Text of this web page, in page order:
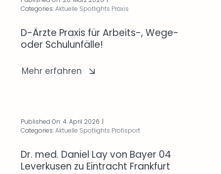
Categories:Aktuelle Spotlights Praxis
D-Ärzte Praxis für Arbeits-, Wege-
oder Schulunfälle!
Mehr erfahren
Published On: 4. April 2026 |
Categories:Aktuelle Spotlights Profisport
Dr. med. Daniel Lay von Bayer 04
Leverkusen zu Eintracht Frankfurt